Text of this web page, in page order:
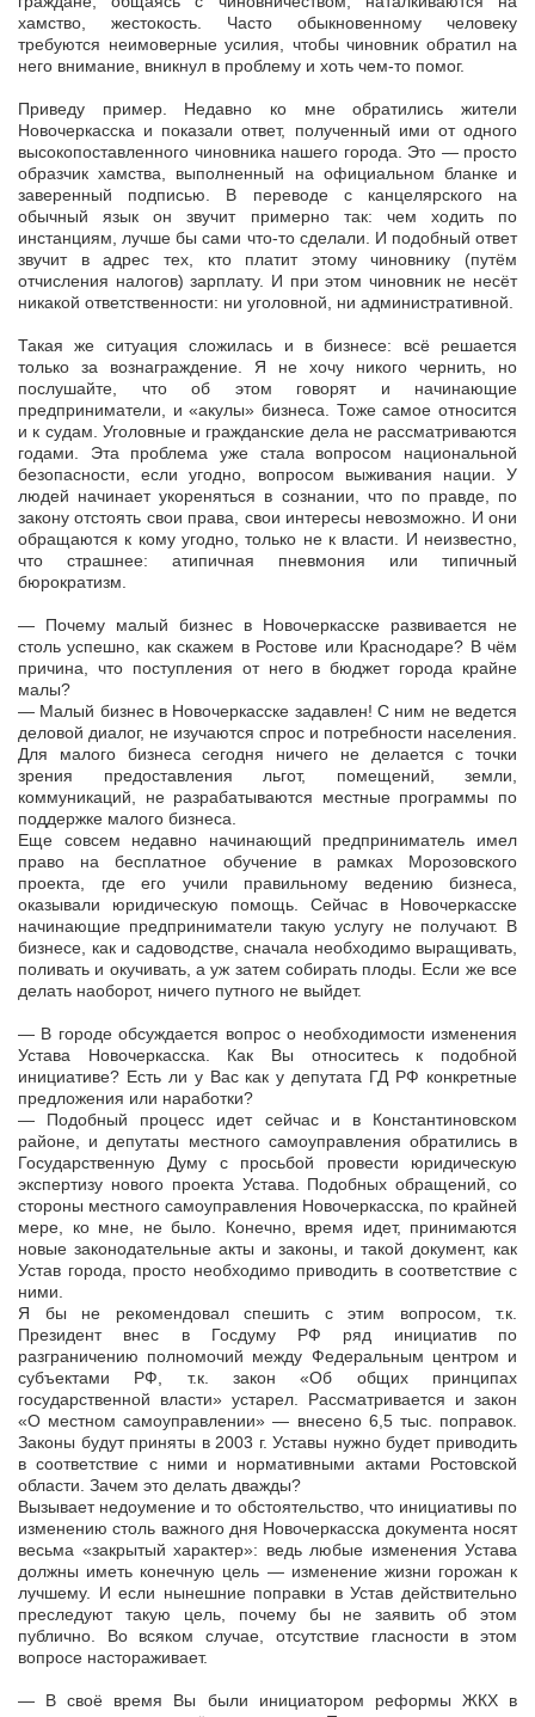
хамство, жестокость. Часто обыкновенному человеку
требуются неимоверные усилия, чтобы чиновник обратил на
него внимание, вникнул в проблему и хоть чем-то помог.
Приведу пример. Недавно ко мне обратились жители
Новочеркасска и показали ответ, полученный ими от одного
высокопоставленного чиновника нашего города. Это — просто
образчик хамства, выполненный на официальном бланке и
заверенный подписью. В переводе с канцелярского на
обычный язык он звучит примерно так: чем ходить по
инстанциям, лучше бы сами что-то сделали. И подобный ответ
звучит в адрес тех, кто платит этому чиновнику (путём
отчисления налогов) зарплату. И при этом чиновник не несёт
никакой ответственности: ни уголовной, ни административной.
Такая же ситуация сложилась и в бизнесе: всё решается
только за вознаграждение. Я не хочу никого чернить, но
послушайте, что об этом говорят и начинающие
предприниматели, и «акулы» бизнеса. Тоже самое относится
и к судам. Уголовные и гражданские дела не рассматриваются
годами. Эта проблема уже стала вопросом национальной
безопасности, если угодно, вопросом выживания нации. У
людей начинает укореняться в сознании, что по правде, по
закону отстоять свои права, свои интересы невозможно. И они
обращаются к кому угодно, только не к власти. И неизвестно,
что страшнее: атипичная пневмония или типичный
бюрократизм.
— Почему малый бизнес в Новочеркасске развивается не
столь успешно, как скажем в Ростове или Краснодаре? В чём
причина, что поступления от него в бюджет города крайне
малы?
— Малый бизнес в Новочеркасске задавлен! С ним не ведется
деловой диалог, не изучаются спрос и потребности населения.
Для малого бизнеса сегодня ничего не делается с точки
зрения предоставления льгот, помещений, земли,
коммуникаций, не разрабатываются местные программы по
поддержке малого бизнеса.
Еще совсем недавно начинающий предприниматель имел
право на бесплатное обучение в рамках Морозовского
проекта, где его учили правильному ведению бизнеса,
оказывали юридическую помощь. Сейчас в Новочеркасске
начинающие предприниматели такую услугу не получают. В
бизнесе, как и садоводстве, сначала необходимо выращивать,
поливать и окучивать, а уж затем собирать плоды. Если же все
делать наоборот, ничего путного не выйдет.
— В городе обсуждается вопрос о необходимости изменения
Устава Новочеркасска. Как Вы относитесь к подобной
инициативе? Есть ли у Вас как у депутата ГД РФ конкретные
предложения или наработки?
— Подобный процесс идет сейчас и в Константиновском
районе, и депутаты местного самоуправления обратились в
Государственную Думу с просьбой провести юридическую
экспертизу нового проекта Устава. Подобных обращений, со
стороны местного самоуправления Новочеркасска, по крайней
мере, ко мне, не было. Конечно, время идет, принимаются
новые законодательные акты и законы, и такой документ, как
Устав города, просто необходимо приводить в соответствие с
ними.
Я бы не рекомендовал спешить с этим вопросом, т.к.
Президент внес в Госдуму РФ ряд инициатив по
разграничению полномочий между Федеральным центром и
субъектами РФ, т.к. закон «Об общих принципах
государственной власти» устарел. Рассматривается и закон
«О местном самоуправлении» — внесено 6,5 тыс. поправок.
Законы будут приняты в 2003 г. Уставы нужно будет приводить
в соответствие с ними и нормативными актами Ростовской
области. Зачем это делать дважды?
Вызывает недоумение и то обстоятельство, что инициативы по
изменению столь важного дня Новочеркасска документа носят
весьма «закрытый характер»: ведь любые изменения Устава
должны иметь конечную цель — изменение жизни горожан к
лучшему. И если нынешние поправки в Устав действительно
преследуют такую цель, почему бы не заявить об этом
публично. Во всяком случае, отсутствие гласности в этом
вопросе настораживает.
— В своё время Вы были инициатором реформы ЖКХ в